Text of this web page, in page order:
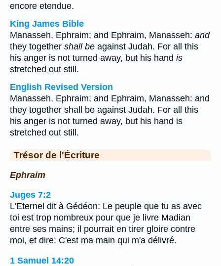
encore etendue.
King James Bible
Manasseh, Ephraim; and Ephraim, Manasseh: and
they together shall be against Judah. For all this
his anger is not turned away, but his hand is
stretched out still.
English Revised Version
Manasseh, Ephraim; and Ephraim, Manasseh: and
they together shall be against Judah. For all this
his anger is not turned away, but his hand is
stretched out still.
Trésor de l'Écriture
Ephraim
Juges 7:2
L'Eternel dit à Gédéon: Le peuple que tu as avec
toi est trop nombreux pour que je livre Madian
entre ses mains; il pourrait en tirer gloire contre
moi, et dire: C'est ma main qui m'a délivré.
1 Samuel 14:20